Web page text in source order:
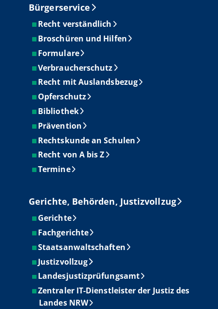
Bürgerservice
Recht verständlich
Broschüren und Hilfen
Formulare
Verbraucherschutz
Recht mit Auslandsbezug
Opferschutz
Bibliothek
Prävention
Rechtskunde an Schulen
Recht von A bis Z
Termine
Gerichte, Behörden, Justizvollzug
Gerichte
Fachgerichte
Staatsanwaltschaften
Justizvollzug
Landesjustizprüfungsamt
Zentraler IT-Dienstleister der Justiz des
Landes NRW